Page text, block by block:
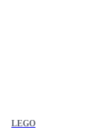
LEGO